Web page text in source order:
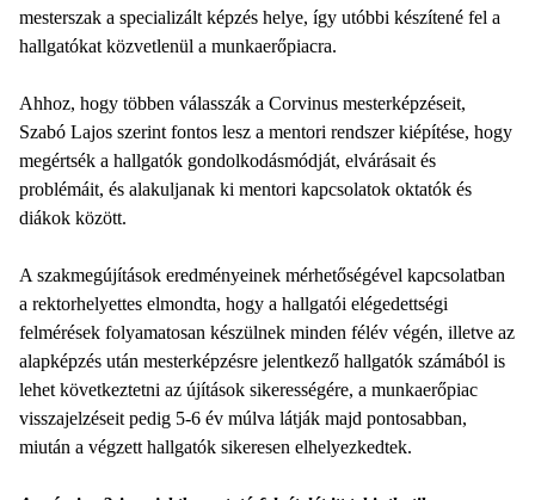
mesterszak a specializált képzés helye, így utóbbi készítené fel a
hallgatókat közvetlenül a munkaerőpiacra.
Ahhoz, hogy többen válasszák a Corvinus mesterképzéseit,
Szabó Lajos szerint fontos lesz a mentori rendszer kiépítése, hogy
megértsék a hallgatók gondolkodásmódját, elvárásait és
problémáit, és alakuljanak ki mentori kapcsolatok oktatók és
diákok között.
A szakmegújítások eredményeinek mérhetőségével kapcsolatban
a rektorhelyettes elmondta, hogy a hallgatói elégedettségi
felmérések folyamatosan készülnek minden félév végén, illetve az
alapképzés után mesterképzésre jelentkező hallgatók számából is
lehet következtetni az újítások sikerességére, a munkaerőpiac
visszajelzéseit pedig 5-6 év múlva látják majd pontosabban,
miután a végzett hallgatók sikeresen elhelyezkedtek.